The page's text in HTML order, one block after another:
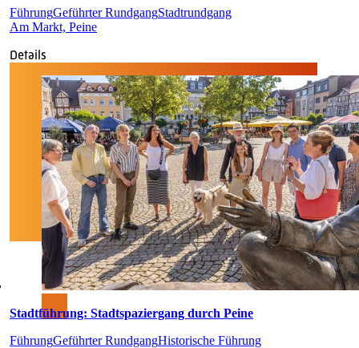
FührungGeführter RundgangStadtrundgang
Am Markt, Peine
Details
Stadtführung: Stadtspaziergang durch Peine
FührungGeführter RundgangHistorische Führung